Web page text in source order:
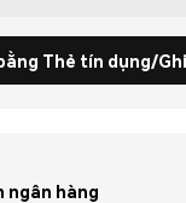
Thẻ tín dụng/
ngân hàng